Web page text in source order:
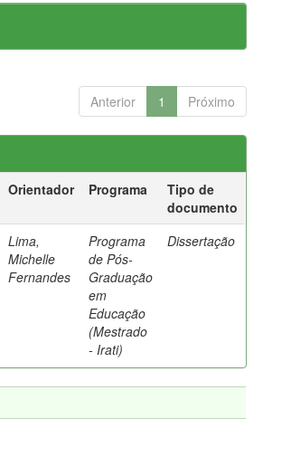
Anterior 1 Próximo
Orientador Programa
Tipo de
documento
Lima,
Michelle
Fernandes
Programa
de Pós-
Graduação
em
Educação
(Mestrado
- Irati)
Dissertação